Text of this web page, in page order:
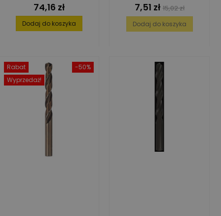
Cena
74,16 zł
Dodaj do koszyka
Cena
7,51 zł Cena
podstawowa
15,02 zł
Dodaj do koszyka
-50%
Rabat
Wyprzedaż!